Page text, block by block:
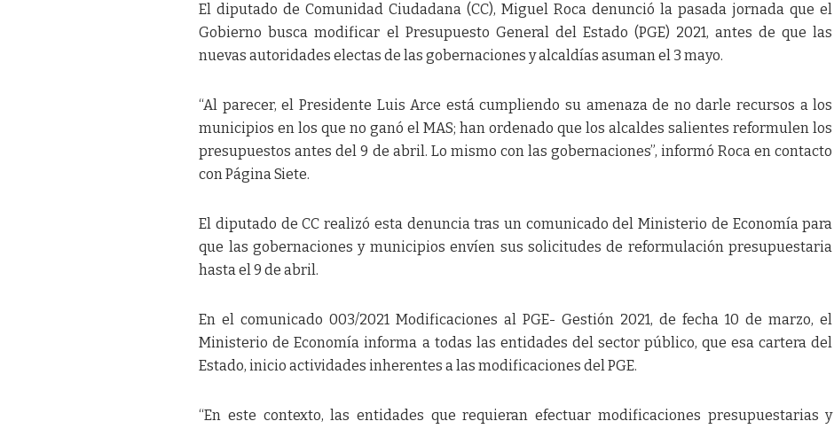
El diputado de Comunidad Ciudadana (CC), Miguel Roca denunció la pasada jornada que el
Gobierno busca modificar el Presupuesto General del Estado (PGE) 2021, antes de que las
nuevas autoridades electas de las gobernaciones y alcaldías asuman el 3 mayo.
“Al parecer, el Presidente Luis Arce está cumpliendo su amenaza de no darle recursos a los
municipios en los que no ganó el MAS; han ordenado que los alcaldes salientes reformulen los
presupuestos antes del 9 de abril. Lo mismo con las gobernaciones”, informó Roca en contacto
con Página Siete.
El diputado de CC realizó esta denuncia tras un comunicado del Ministerio de Economía para
que las gobernaciones y municipios envíen sus solicitudes de reformulación presupuestaria
hasta el 9 de abril.
En el comunicado 003/2021 Modificaciones al PGE- Gestión 2021, de fecha 10 de marzo, el
Ministerio de Economía informa a todas las entidades del sector público, que esa cartera del
Estado, inicio actividades inherentes a las modificaciones del PGE.
“En este contexto, las entidades que requieran efectuar modificaciones presupuestarias y